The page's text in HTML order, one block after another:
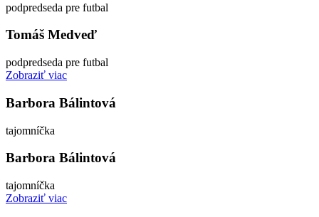
podpredseda pre futbal
Tomáš Medveď
podpredseda pre futbal
Zobraziť viac
Barbora Bálintová
tajomníčka
Barbora Bálintová
tajomníčka
Zobraziť viac